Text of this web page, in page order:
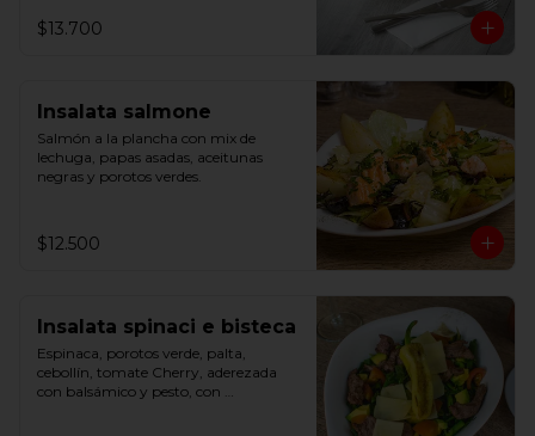
$13.700
Insalata salmone
Salmón a la plancha con mix de
lechuga, papas asadas, aceitunas
negras y porotos verdes.
$12.500
Insalata spinaci e bisteca
Espinaca, porotos verde, palta,
cebollín, tomate Cherry, aderezada
con balsámico y pesto, con